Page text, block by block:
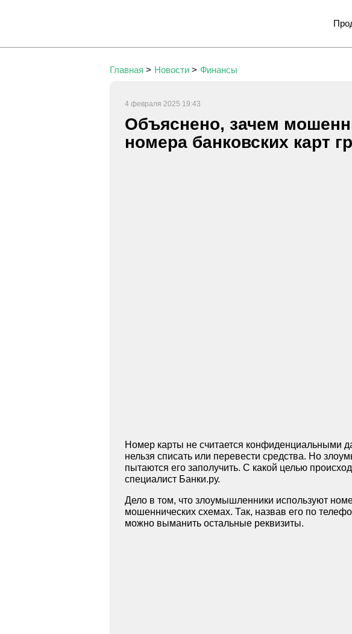
Главная > Новости > Финансы
4 февраля 2025 19:43
Объяснено, зачем
номера банковских карт
Номер карты не считается конфиденциальными
нельзя списать или перевести средства. Но
пытаются его заполучить. С какой целью
специалист Банки.ру.
Дело в том, что злоумышленники используют
мошеннических схемах. Так, назвав его по
можно выманить остальные реквизиты.